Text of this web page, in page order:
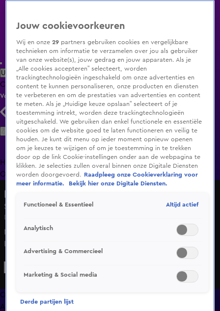
Uitzending Gemist Populaire programma's Zenders Genres
ClipsFilmsRadioSmart TV inlogShop
Volg KIJK
Zoeken
HomeUitzending Gemist Programma's De Bondgenoten
OranjezomerLivestreamsShop
Seizoen 2, aflevering 1
Do 5 feb, 15:00
Mark Schaaf en Dylan Boet zijn terug en beginnen aan
sportevenementen zoals GLORY 105 en de Olympische
Overzicht
Afleveringen
Jouw cookievoorkeuren
Wij en onze29 partners gebruiken cookies en vergelijkbare
technieken om informatie te verzamelen over jou als gebruiker
van onze website(s), jouw gedrag en jouw apparaten. Als je
„Alle cookies accepteren” selecteert, worden
trackingtechnologieën ingeschakeld om onze advertenties en
content te kunnen personaliseren, onze producten en diensten
te verbeteren en om de prestaties van advertenties en content
te meten. Als je „Huidige keuze opslaan” selecteert of je
toestemming intrekt, worden deze trackingtechnologieën
uitgeschakeld. We gebruiken dan enkel functionele en essentiële
cookies om de website goed te laten functioneren en veilig te
houden. Je kunt dit menu op ieder moment opnieuw openen
om je keuzes te wijzigen of om je toestemming in te trekken
door op de link Cookie-instellingen onder aan de webpagina te
klikken. Je selecties zullen overal binnen onze Digitale Diensten
worden doorgevoerd.
Raadpleeg onze Cookieverklaring voor
meer informatie.
Bekijk hier onze Digitale Diensten.
Functioneel & Essentieel Altijd actief
Analytisch
Advertising & Commercieel
Marketing & Social media
Derde partijen lijst